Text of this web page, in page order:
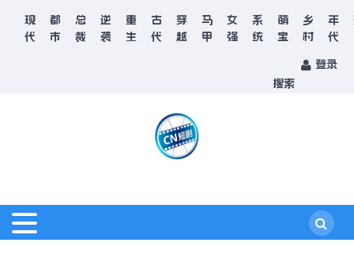
现
代
都
市
总
裁
逆
袭
重
生
古
代
穿
越
马
甲
女
强
系
统
萌
宝
乡
村
年
代
搜索
登录